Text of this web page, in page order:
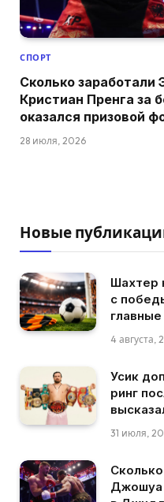
СПОРТ
Сколько
Кристиан Пренга за
оказался призовой
28 июля, 2026
Новые
Шахтер
с
4 августа,
Усик
ринг
31 июля,
Джошуа